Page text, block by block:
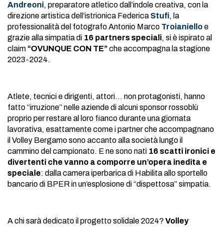
Andreoni, preparatore atletico dall’indole creativa, con la
direzione artistica dell’istrionica Federica Stufi, la
professionalità del fotografo Antonio Marco Troianielloe
grazie alla simpatia di 16 partners speciali, si è ispirato al
claim “OVUNQUE CON TE”che accompagna la stagione
2023-2024.
Atlete, tecnici e dirigenti, attori… non protagonisti, hanno
fatto “irruzione” nelle aziende di alcuni sponsor rossoblù
proprio per restare al loro fianco durante una giornata
lavorativa, esattamente come i partner che accompagnano
il Volley Bergamo sono accanto alla società lungo il
cammino del campionato. E ne sono nati 16 scatti ironici e
divertenti che vanno a comporre un’opera inedita e
speciale: dalla camera iperbarica di Habilita allo sportello
bancario di BPER in un’esplosione di “dispettosa” simpatia.
A chi sarà dedicato il progetto solidale 2024? Volley